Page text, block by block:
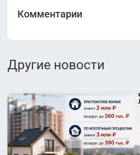
Комментарии
Другие новости